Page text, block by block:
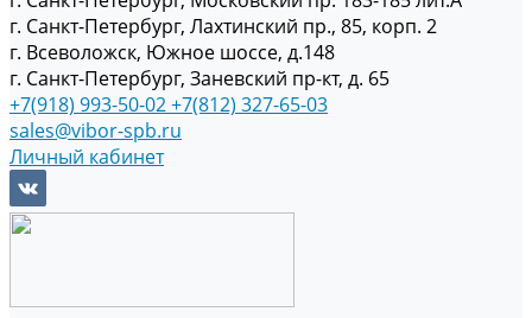
г. Санкт-Петербург, Лахтинский пр., 85, корп. 2
г. Всеволожск, Южное шоссе, д.148
г. Санкт-Петербург, Заневский пр-кт, д. 65
+7(918) 993-50-02+7(812) 327-65-03
sales@vibor-spb.ru
Личный кабинет